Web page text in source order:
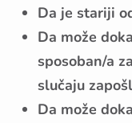
Da je stariji
Da može
sposoban/a
slučaju
Da može